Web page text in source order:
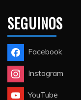
SEGUINOS
Facebook
Instagram
YouTube